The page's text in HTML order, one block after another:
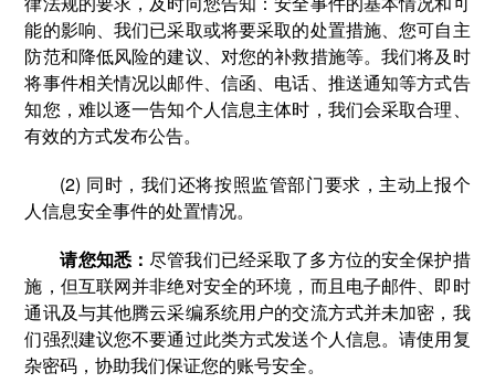
能的影响、我们已采取或将要采取的处置措施、您可自主
防范和降低风险的建议、对您的补救措施等。我们将及时
将事件相关情况以邮件、信函、电话、推送通知等方式告
知您，难以逐一告知个人信息主体时，我们会采取合理、
有效的方式发布公告。
(2) 同时，我们还将按照监管部门要求，主动上报个
人信息安全事件的处置情况。
请您知悉：尽管我们已经采取了多方位的安全保护措
施，但互联网并非绝对安全的环境，而且电子邮件、即时
通讯及与其他腾云采编系统用户的交流方式并未加密，我
们强烈建议您不要通过此类方式发送个人信息。请使用复
杂密码，协助我们保证您的账号安全。